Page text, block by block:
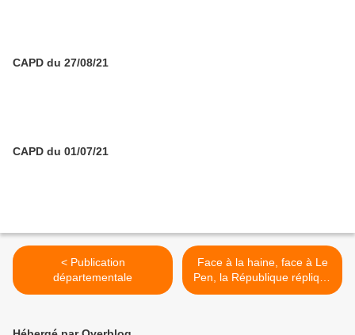
CAPD du 27/08/21
CAPD du 01/07/21
< Publication
départementale
Face à la haine, face à Le
Pen, la République réplique
>